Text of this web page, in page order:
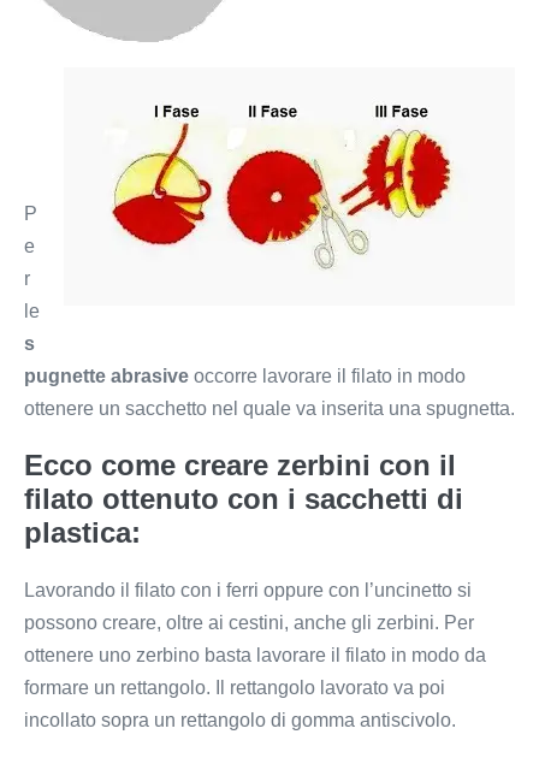
P
e
r
le
s
pugnette abrasive occorre lavorare il filato in modo
ottenere un sacchetto nel quale va inserita una spugnetta.
Ecco come creare zerbini con il
filato ottenuto con i sacchetti di
plastica:
Lavorando il filato con i ferri oppure con l’uncinetto si
possono creare, oltre ai cestini, anche gli zerbini. Per
ottenere uno zerbino basta lavorare il filato in modo da
formare un rettangolo. Il rettangolo lavorato va poi
incollato sopra un rettangolo di gomma antiscivolo.